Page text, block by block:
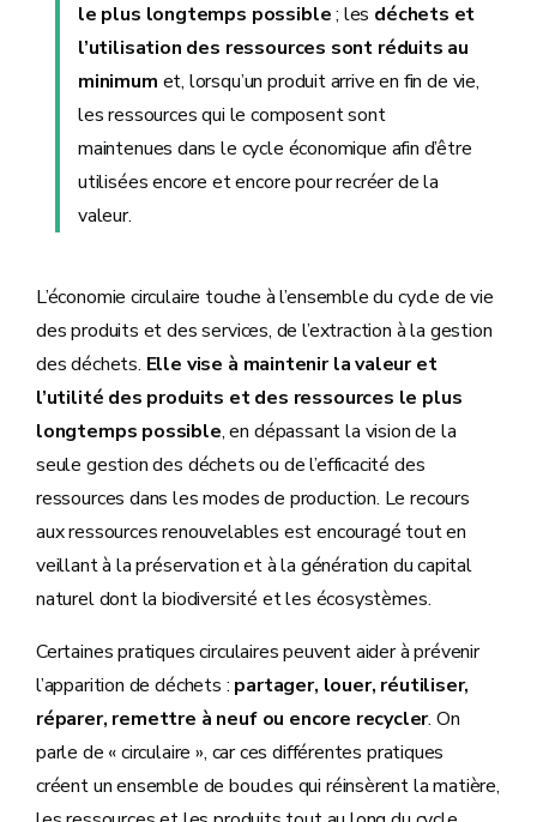
le plus longtemps possible; les déchets et
l’utilisation des ressources sont réduits au
minimum et, lorsqu’un produit arrive en fin de vie,
les ressources qui le composent sont
maintenues dans le cycle économique afin d’être
utilisées encore et encore pour recréer de la
valeur.
L’économie circulaire touche à l’ensemble du cycle de vie
des produits et des services, de l’extraction à la gestion
des déchets. Elle vise à maintenir la valeur et
l’utilité des produits et des ressources le plus
longtemps possible, en dépassant la vision de la
seule gestion des déchets ou de l’efficacité des
ressources dans les modes de production. Le recours
aux ressources renouvelables est encouragé tout en
veillant à la préservation et à la génération du capital
naturel dont la biodiversité et les écosystèmes.
Certaines pratiques circulaires peuvent aider à prévenir
l’apparition de déchets : partager, louer, réutiliser,
réparer, remettre à neuf ou encore recycler. On
parle de « circulaire », car ces différentes pratiques
créent un ensemble de boucles qui réinsèrent la matière,